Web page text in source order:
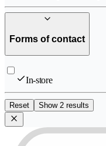
Forms of contact
In-store
Reset Show 2 results